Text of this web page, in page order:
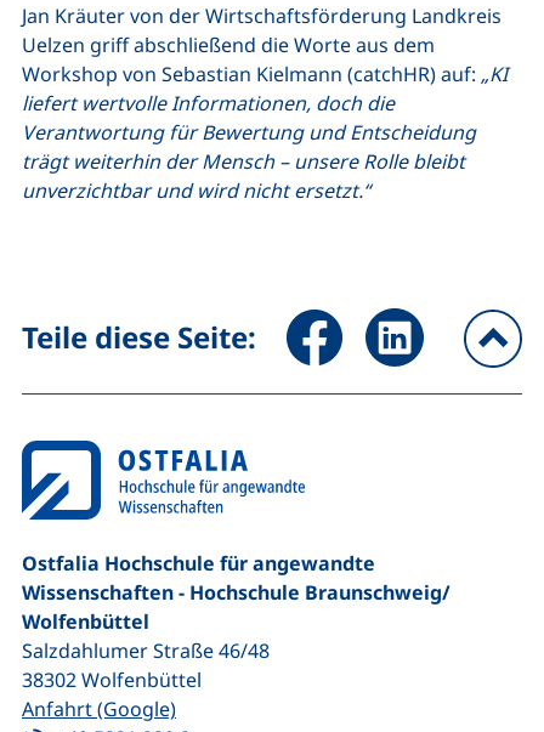
Jan Kräuter von der Wirtschaftsförderung Landkreis
Uelzen griff abschließend die Worte aus dem
Workshop von Sebastian Kielmann (catchHR) auf: „KI
liefert wertvolle Informationen, doch die
Verantwortung für Bewertung und Entscheidung
trägt weiterhin der Mensch – unsere Rolle bleibt
unverzichtbar und wird nicht ersetzt.“
Teile diese Seite: Seite über Facebook teilen
Seite über
Ostfalia Hochschule für angewandte
Wissenschaften - Hochschule Braunschweig/​
Wolfenbüttel
Salzdahlumer Straße 46/48
38302Wolfenbüttel
Anfahrt (Google)(externer Link, öffnet neues Fenster)